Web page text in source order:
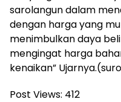
sarolangun dalam
dengan harga yang
menimbulkan daya
mengingat harga
kenaikan”
Post Views: 412